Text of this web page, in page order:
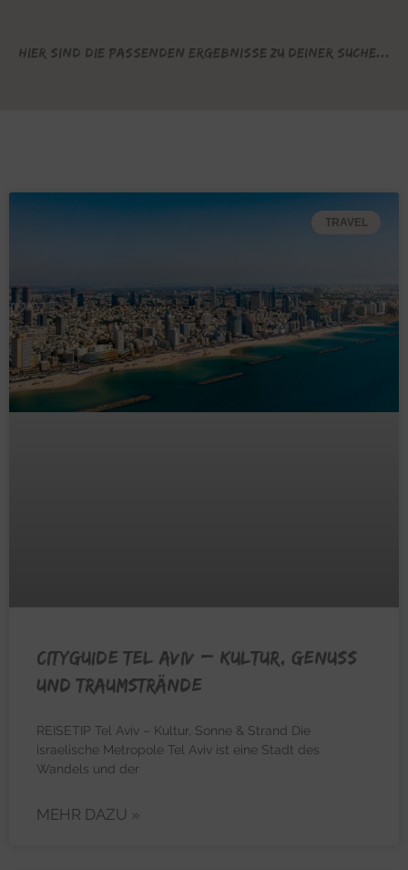
Hier sind die passenden Ergebnisse zu deiner Suche...
TRAVEL
CITYGUIDE TEL AVIV – Kultur, Genuss
und Traumstrände
REISETIP Tel Aviv – Kultur, Sonne & Strand Die
israelische Metropole Tel Aviv ist eine Stadt des
Wandels und der
MEHR DAZU »